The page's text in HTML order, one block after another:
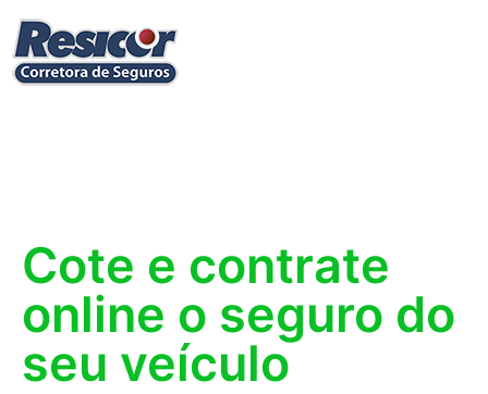
Cote e contrate
online o seguro do
seu veículo